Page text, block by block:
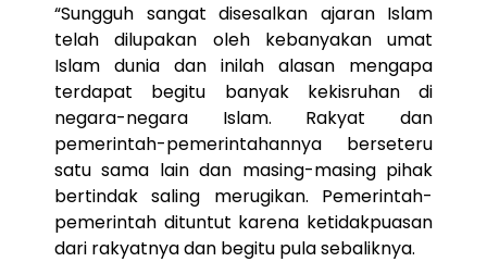
“Sungguh sangat disesalkan ajaran Islam
telah dilupakan oleh kebanyakan umat
Islam dunia dan inilah alasan mengapa
terdapat begitu banyak kekisruhan di
negara-negara Islam. Rakyat dan
pemerintah-pemerintahannya berseteru
satu sama lain dan masing-masing pihak
bertindak saling merugikan. Pemerintah-
pemerintah dituntut karena ketidakpuasan
dari rakyatnya dan begitu pula sebaliknya.